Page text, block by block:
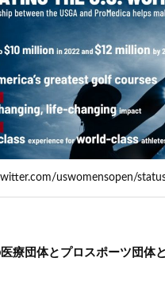
uswomensopen/
医療団体とプロスポーツ団体